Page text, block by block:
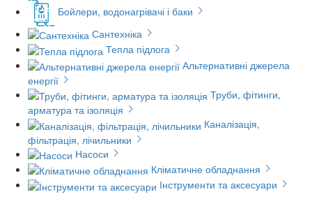
Бойлери, водонагрівачі і баки
Сантехніка
Тепла підлога
Альтернативні джерела
енергії
Труби, фітинги,
арматура та ізоляція
Каналізація,
фільтрація, лічильники
Насоси
Кліматичне обладнання
Інструменти та аксесуари